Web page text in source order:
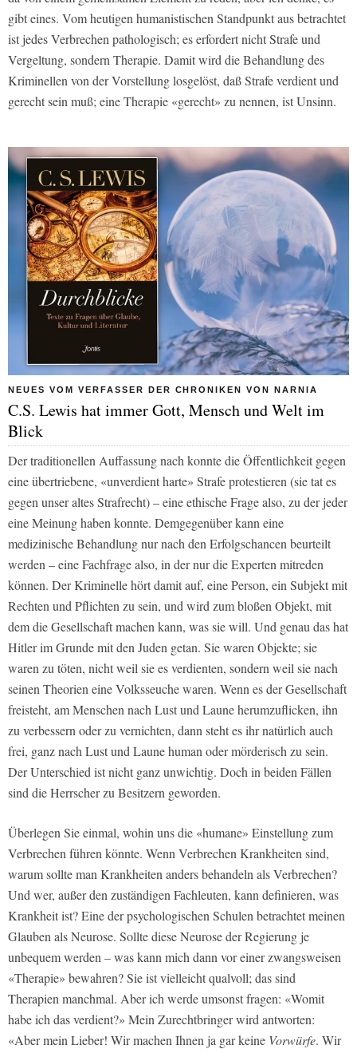
gibt eines. Vom heutigen humanistischen Standpunkt aus betrachtet
ist jedes Verbrechen pathologisch; es erfordert nicht Strafe und
Vergeltung, sondern Therapie. Damit wird die Behandlung des
Kriminellen von der Vorstellung losgelöst, daß Strafe verdient und
gerecht sein muß; eine Therapie «gerecht» zu nennen, ist Unsinn.
NEUES VOM VERFASSER DER CHRONIKEN VON NARNIA
C.S. Lewis hat immer Gott, Mensch und Welt im
Blick
Der traditionellen Auffassung nach konnte die Öffentlichkeit gegen
eine übertriebene, «unverdient harte» Strafe protestieren (sie tat es
gegen unser altes Strafrecht) – eine ethische Frage also, zu der jeder
eine Meinung haben konnte. Demgegenüber kann eine
medizinische Behandlung nur nach den Erfolgschancen beurteilt
werden – eine Fachfrage also, in der nur die Experten mitreden
können. Der Kriminelle hört damit auf, eine Person, ein Subjekt mit
Rechten und Pflichten zu sein, und wird zum bloßen Objekt, mit
dem die Gesellschaft machen kann, was sie will. Und genau das hat
Hitler im Grunde mit den Juden getan. Sie waren Objekte; sie
waren zu töten, nicht weil sie es verdienten, sondern weil sie nach
seinen Theorien eine Volksseuche waren. Wenn es der Gesellschaft
freisteht, am Menschen nach Lust und Laune herumzuﬂicken, ihn
zu verbessern oder zu vernichten, dann steht es ihr natürlich auch
frei, ganz nach Lust und Laune human oder mörderisch zu sein.
Der Unterschied ist nicht ganz unwichtig. Doch in beiden Fällen
sind die Herrscher zu Besitzern geworden.
Überlegen Sie einmal, wohin uns die «humane» Einstellung zum
Verbrechen führen könnte. Wenn Verbrechen Krankheiten sind,
warum sollte man Krankheiten anders behandeln als Verbrechen?
Und wer, außer den zuständigen Fachleuten, kann definieren, was
Krankheit ist? Eine der psychologischen Schulen betrachtet meinen
Glauben als Neurose. Sollte diese Neurose der Regierung je
unbequem werden – was kann mich dann vor einer zwangsweisen
«Therapie» bewahren? Sie ist vielleicht qualvoll; das sind
Therapien manchmal. Aber ich werde umsonst fragen: «Womit
habe ich das verdient?» Mein Zurechtbringer wird antworten:
«Aber mein Lieber! Wir machen Ihnen ja gar keine Vorwürfe. Wir